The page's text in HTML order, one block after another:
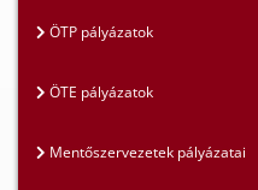
ÖTP pályázatok
ÖTE pályázatok
Mentőszervezetek pályázatai